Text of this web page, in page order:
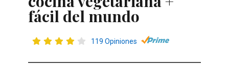
fácil del mundo
119 Opiniones